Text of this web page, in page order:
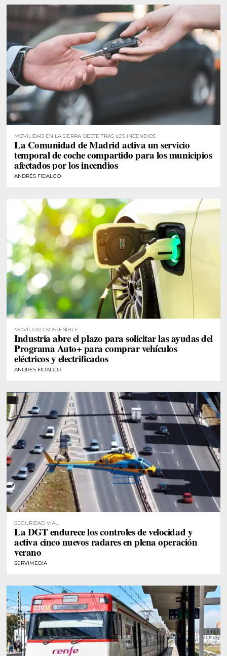
MOVILIDAD EN LA SIERRA OESTE TRAS LOS INCENDIOS
La Comunidad de Madrid activa un servicio
temporal de coche compartido para los municipios
afectados por los incendios
ANDRÉS FIDALGO
MOVILIDAD SOSTENIBLE
Industria abre el plazo para solicitar las ayudas del
Programa Auto+ para comprar vehículos
eléctricos y electrificados
ANDRÉS FIDALGO
SEGURIDAD VIAL
La DGT endurece los controles de velocidad y
activa cinco nuevos radares en plena operación
verano
SERVIMEDIA